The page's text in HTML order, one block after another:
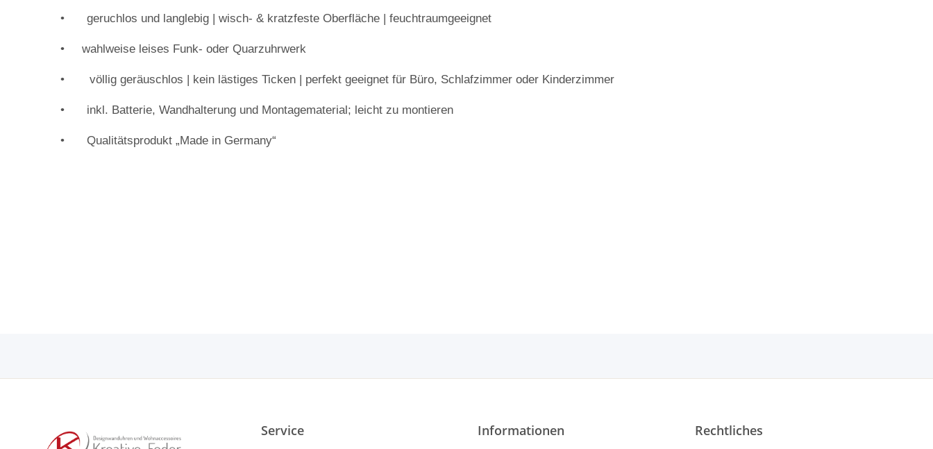
• geruchlos und langlebig | wisch- & kratzfeste Oberfläche | feuchtraumgeeignet
• wahlweise leises Funk- oder Quarzuhrwerk
• völlig geräuschlos | kein lästiges Ticken | perfekt geeignet für Büro, Schlafzimmer oder Kinderzimmer
• inkl. Batterie, Wandhalterung und Montagematerial; leicht zu montieren
• Qualitätsprodukt „Made in Germany“
Service Informationen Rechtliches